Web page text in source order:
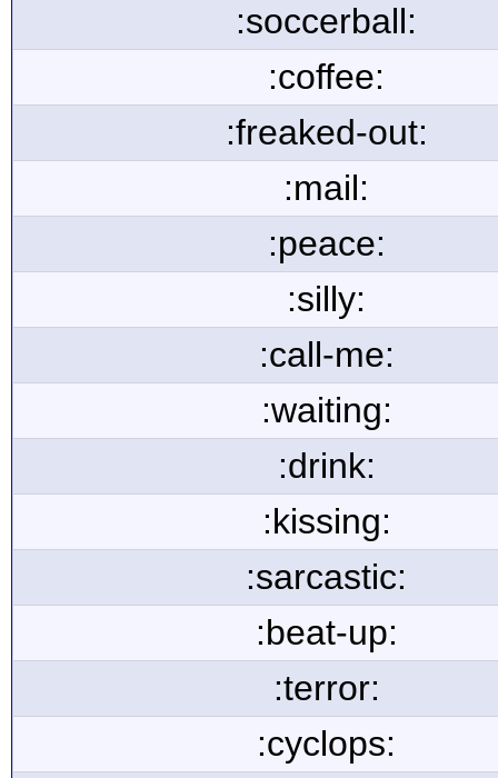
:soccerball:
:coffee:
:freaked-out:
:mail:
:peace:
:silly:
:call-me:
:waiting:
:drink:
:kissing:
:sarcastic:
:beat-up:
:terror:
:cyclops: